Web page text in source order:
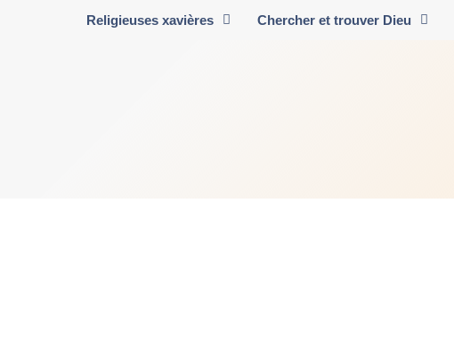
Religieuses xavières Chercher et trouver Dieu